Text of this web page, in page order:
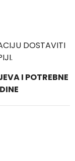
DOSTAVITI
I POTREBNE